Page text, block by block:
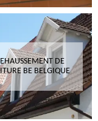
DE
BE BELGIQUE